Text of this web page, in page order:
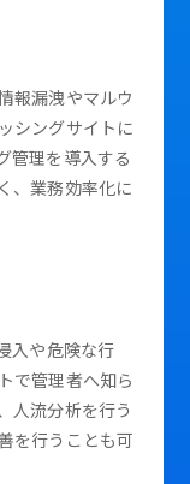
報漏洩やマルウ
シングサイトに
管理を導入する
、業務効率化に
入や危険な行
で管理者へ知ら
人流分析を行う
を行うことも可